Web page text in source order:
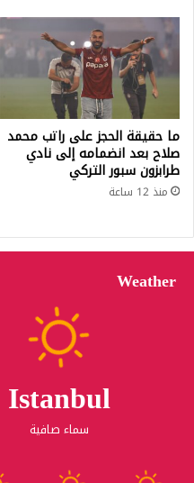
ما حقيقة الحجز على راتب محمد
صلاح بعد انضمامه إلى نادي
طرابزون سبور التركي
منذ 12 ساعة
Weather
Istanbul
سماء صافية